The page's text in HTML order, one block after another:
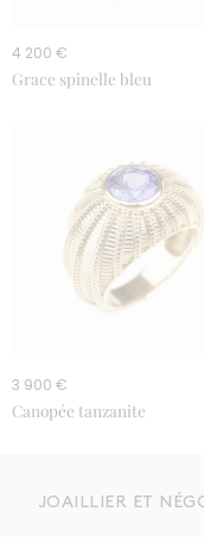
Grace spinelle bleu
4 200 €
Canopée tanzanite
3 900 €
JOAILLIER ET